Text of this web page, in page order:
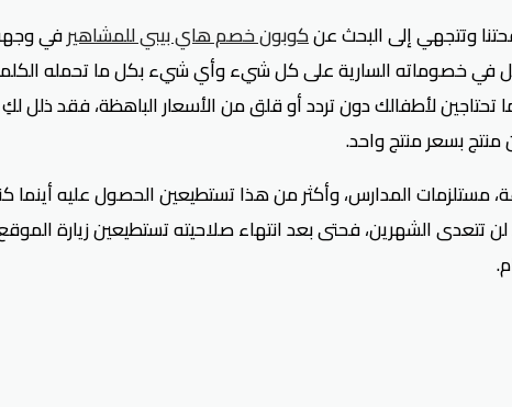
وتتجهي إلى البحث عنكوبون خصم هاي بيبي للمشاهير
في خصوماته السارية على كل شيء وأي شيء بكل ما تحمله
لأطفالك دون تردد أو قلق من الأسعار الباهظة، فقد
بسعر منتج واحد.
مستلزمات المدارس، وأكثر من هذا تستطيعين الحصول عليه
تتعدى الشهرين، فحتى بعد انتهاء صلاحيته تستطيعين زيارة